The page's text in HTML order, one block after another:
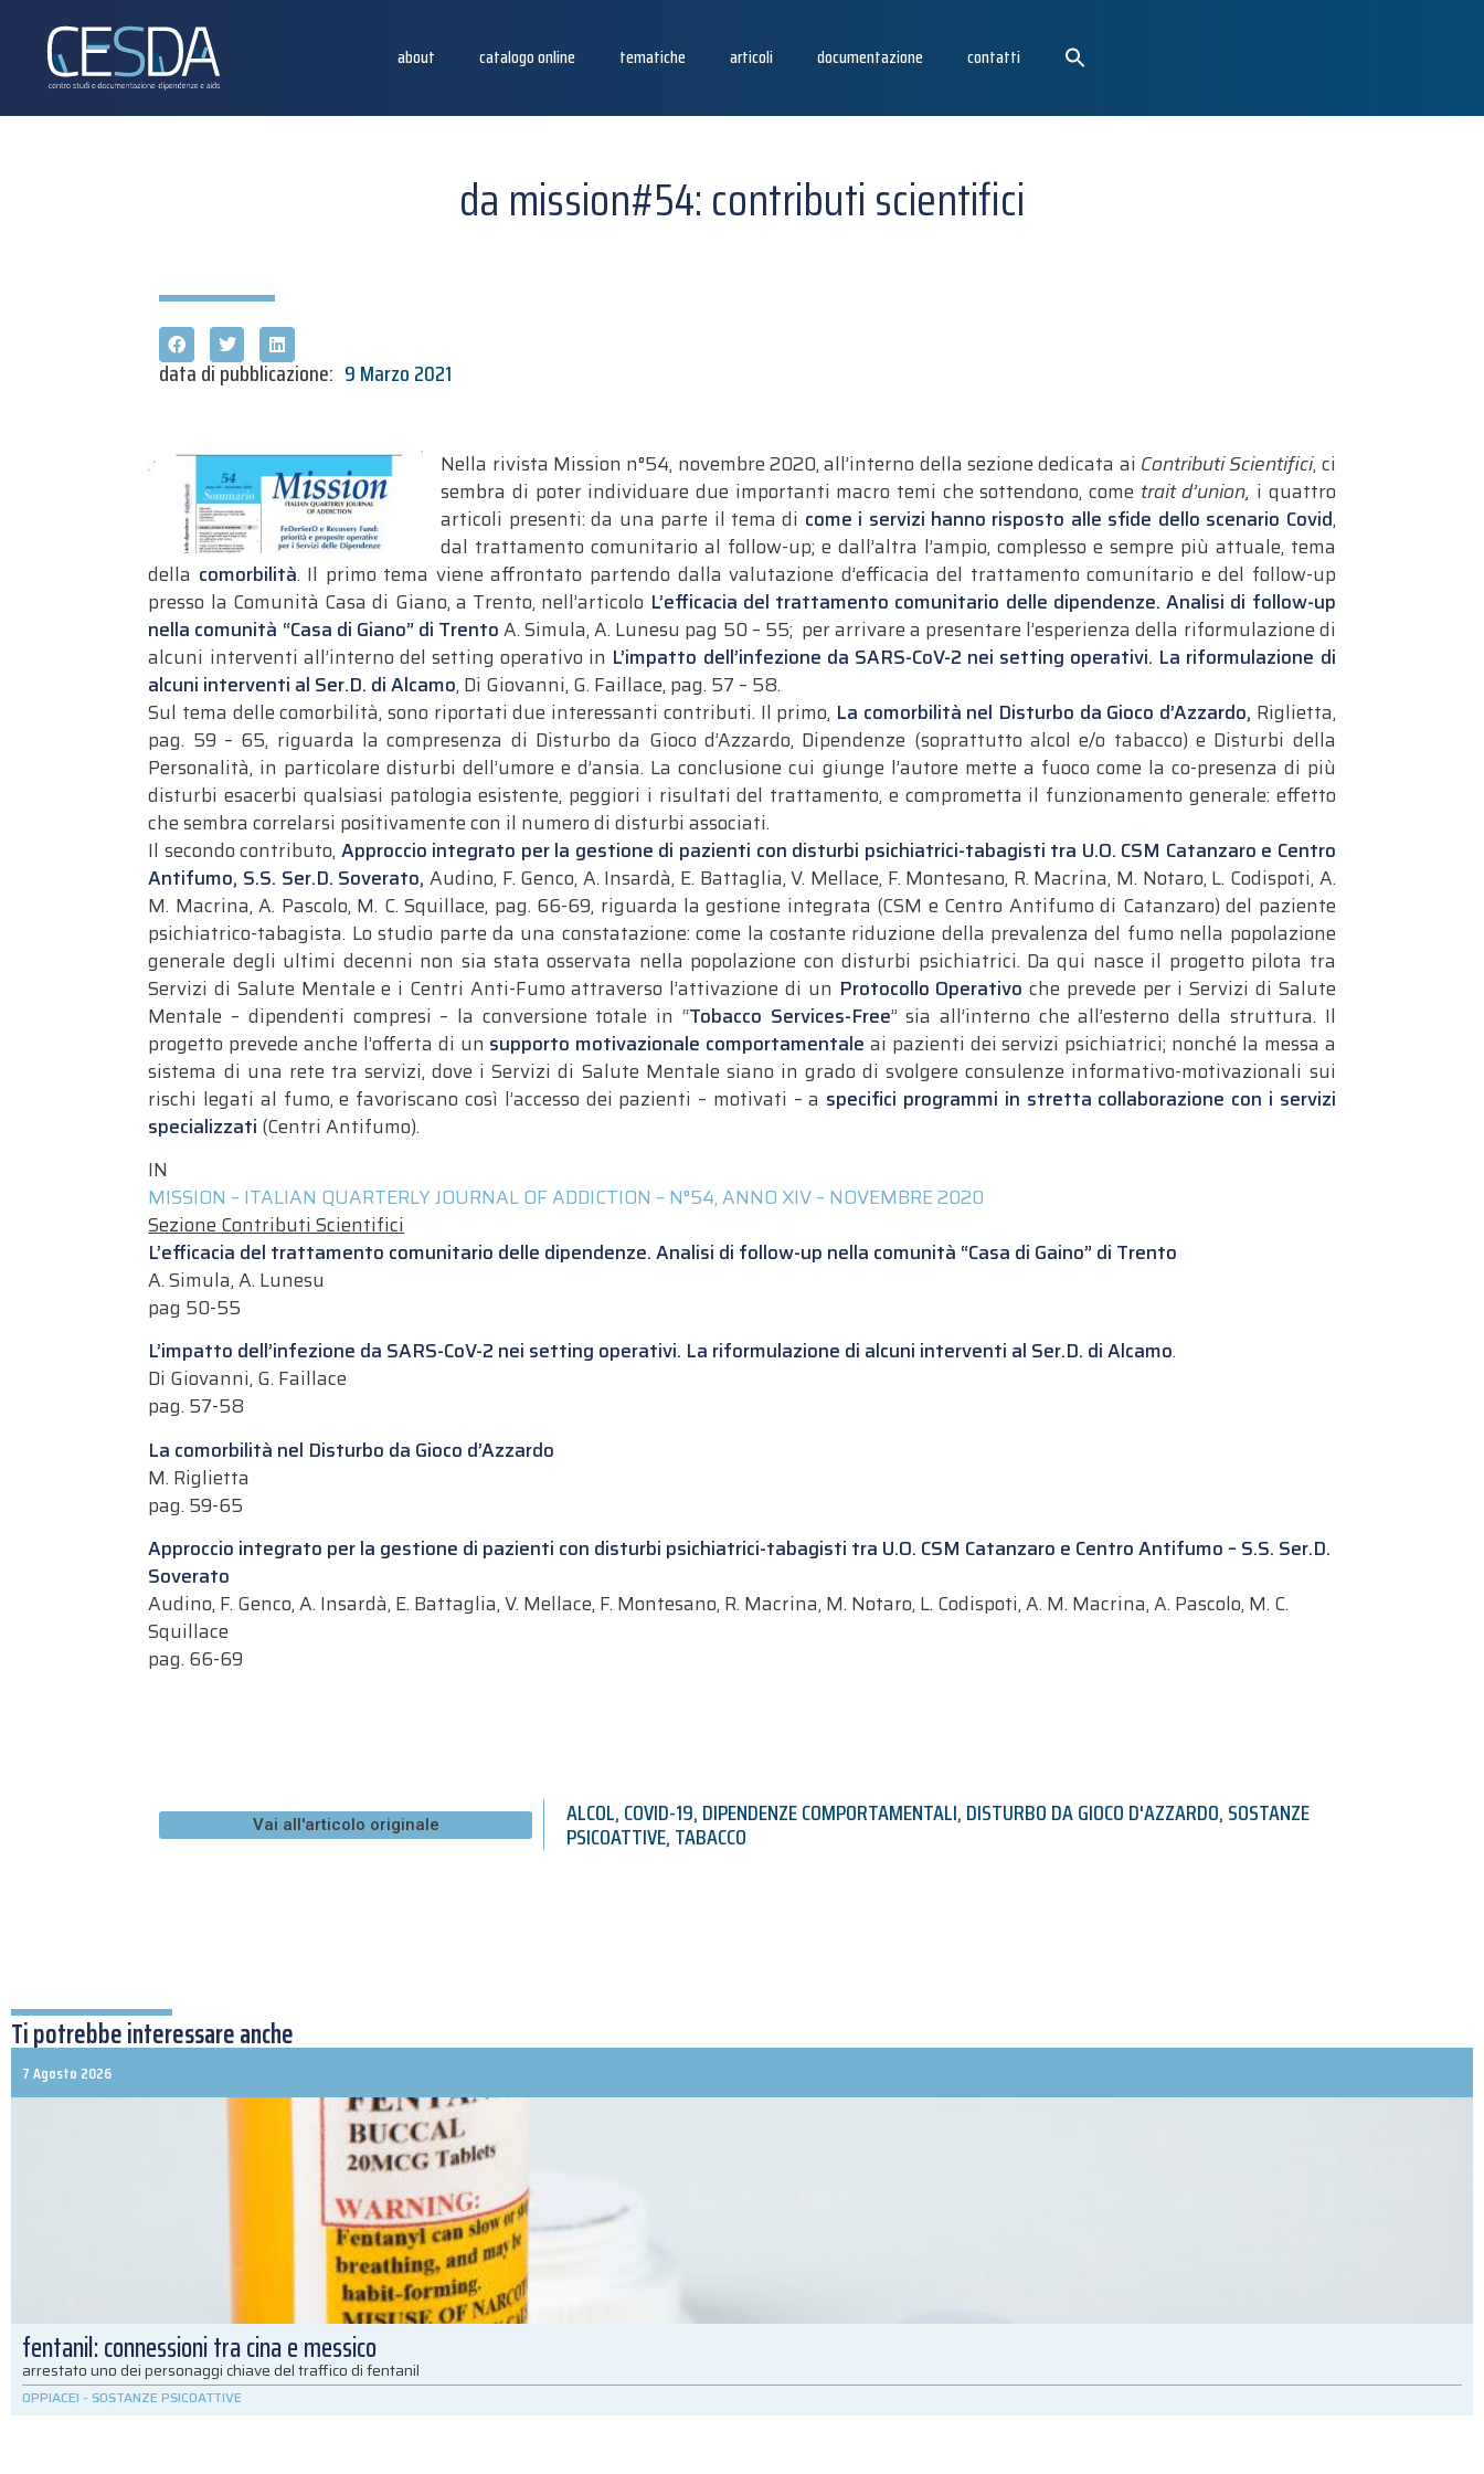
about catalogo online tematiche articoli documentazione contatti
da mission#54: contributi scientifici
data di pubblicazione: 9 Marzo 2021
Nella rivista Mission n°54, novembre 2020, all’interno della sezione dedicata ai Contributi Scientifici, ci
sembra di poter individuare due importanti macro temi che sottendono, come trait d’union, i quattro
articoli presenti: da una parte il tema di come i servizi hanno risposto alle sfide dello scenario Covid,
dal trattamento comunitario al follow-up; e dall’altra l’ampio, complesso e sempre più attuale, tema
della comorbilità. Il primo tema viene affrontato partendo dalla valutazione d’efficacia del trattamento comunitario e del follow-up
presso la Comunità Casa di Giano, a Trento, nell’articolo L’efficacia del trattamento comunitario delle dipendenze. Analisi di follow-up
nella comunità “Casa di Giano” di TrentoA. Simula, A. Lunesu pag 50 – 55; per arrivare a presentare l’esperienza della riformulazione di
alcuni interventi all’interno del setting operativo in L’impatto dell’infezione da SARS-CoV-2 nei setting operativi. La riformulazione di
alcuni interventi al Ser.D. di Alcamo, Di Giovanni, G. Faillace, pag. 57 – 58.
Sul tema delle comorbilità, sono riportati due interessanti contributi. Il primo, La comorbilità nel Disturbo da Gioco d’Azzardo, Riglietta,
pag. 59 – 65, riguarda la compresenza di Disturbo da Gioco d’Azzardo, Dipendenze (soprattutto alcol e/o tabacco) e Disturbi della
Personalità, in particolare disturbi dell’umore e d’ansia. La conclusione cui giunge l’autore mette a fuoco come la co-presenza di più
disturbi esacerbi qualsiasi patologia esistente, peggiori i risultati del trattamento, e comprometta il funzionamento generale: effetto
che sembra correlarsi positivamente con il numero di disturbi associati.
Il secondo contributo, Approccio integrato per la gestione di pazienti con disturbi psichiatrici-tabagisti tra U.O. CSM Catanzaro e Centro
Antifumo, S.S. Ser.D. Soverato, Audino, F. Genco, A. Insardà, E. Battaglia, V. Mellace, F. Montesano, R. Macrina, M. Notaro, L. Codispoti, A.
M. Macrina, A. Pascolo, M. C. Squillace, pag. 66-69, riguarda la gestione integrata (CSM e Centro Antifumo di Catanzaro) del paziente
psichiatrico-tabagista. Lo studio parte da una constatazione: come la costante riduzione della prevalenza del fumo nella popolazione
generale degli ultimi decenni non sia stata osservata nella popolazione con disturbi psichiatrici. Da qui nasce il progetto pilota tra
Servizi di Salute Mentale e i Centri Anti-Fumo attraverso l’attivazione di un Protocollo Operativo che prevede per i Servizi di Salute
Mentale – dipendenti compresi – la conversione totale in “Tobacco Services-Free” sia all’interno che all’esterno della struttura. Il
progetto prevede anche l’offerta di un supporto motivazionale comportamentale ai pazienti dei servizi psichiatrici; nonché la messa a
sistema di una rete tra servizi, dove i Servizi di Salute Mentale siano in grado di svolgere consulenze informativo-motivazionali sui
rischi legati al fumo, e favoriscano così l’accesso dei pazienti – motivati – a specifici programmi in stretta collaborazione con i servizi
specializzati (Centri Antifumo).
IN
MISSION – ITALIAN QUARTERLY JOURNAL OF ADDICTION – N°54, ANNO XIV – NOVEMBRE 2020
Sezione Contributi Scientifici
L’efficacia del trattamento comunitario delle dipendenze. Analisi di follow-up nella comunità “Casa di Gaino” di Trento
A. Simula, A. Lunesu
pag 50-55
L’impatto dell’infezione da SARS-CoV-2 nei setting operativi. La riformulazione di alcuni interventi al Ser.D. di Alcamo.
Di Giovanni, G. Faillace
pag. 57-58
La comorbilità nel Disturbo da Gioco d’Azzardo
M. Riglietta
pag. 59-65
Approccio integrato per la gestione di pazienti con disturbi psichiatrici-tabagisti tra U.O. CSM Catanzaro e Centro Antifumo – S.S. Ser.D.
Soverato
Audino, F. Genco, A. Insardà, E. Battaglia, V. Mellace, F. Montesano, R. Macrina, M. Notaro, L. Codispoti, A. M. Macrina, A. Pascolo, M. C.
Squillace
pag. 66-69
Vai all'articolo originale ALCOL,COVID-19,DIPENDENZE COMPORTAMENTALI,DISTURBO DA GIOCO D'AZZARDO,SOSTANZE
PSICOATTIVE,TABACCO
Ti potrebbe interessare anche
7 Agosto 2026
fentanil: connessioni tra cina e messico
arrestato uno dei personaggi chiave del traffico di fentanil
OPPIACEI - SOSTANZE PSICOATTIVE